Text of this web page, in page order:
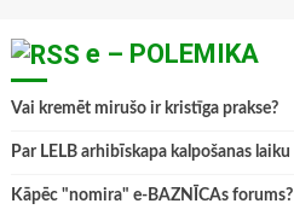
e – POLEMIKA
Vai kremēt mirušo ir kristīga prakse?
Par LELB arhibīskapa kalpošanas laiku
Kāpēc "nomira" e-BAZNĪCAs forums?